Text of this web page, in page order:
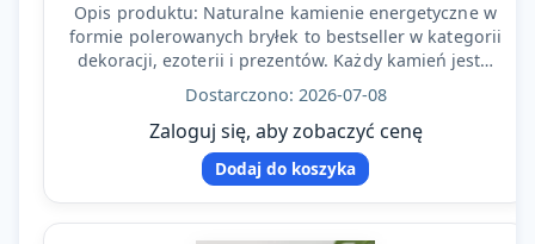
Opis produktu: Naturalne kamienie energetyczne w
formie polerowanych bryłek to bestseller w kategorii
dekoracji, ezoterii i prezentów. Każdy kamień jest…
Dostarczono: 2026-07-08
Zaloguj się, aby zobaczyć cenę
Dodaj do koszyka